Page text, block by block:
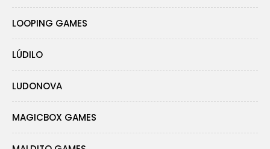
LOOPING GAMES
LÚDILO
LUDONOVA
MAGICBOX GAMES